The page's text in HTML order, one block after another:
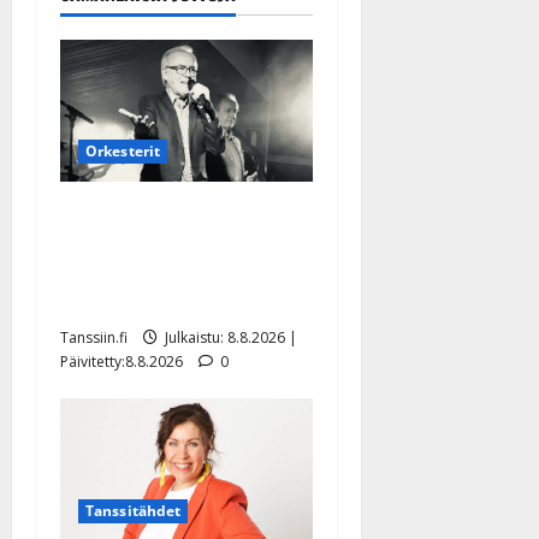
Orkesterit
Tanssiin.fi
Julkaistu: 8.8.2026 |
Päivitetty:8.8.2026
0
Tanssitähdet